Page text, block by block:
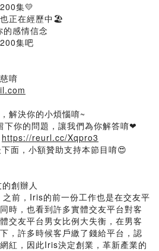
集💛
正在經歷中🏖️
感情信念
集吧
唷
解決你的小煩惱唷~
你的問題，讓我們為你解答唷❤
https://reurl.cc/Xqpro3
面，小額贊助支持本節目唷😍
創辦人
前，Iris的前一份工作也是在交友平
時，也看到許多實體交友平台對客
交友平台男女比例大失衡，在男客
，許多時候客戶繳了錢給平台，認
紅，因此Iris決定創業，革新產業的